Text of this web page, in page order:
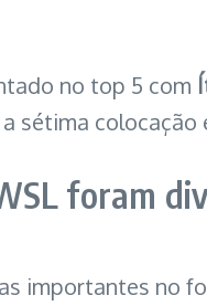
no top 5 com
sétima
foram
importantes no